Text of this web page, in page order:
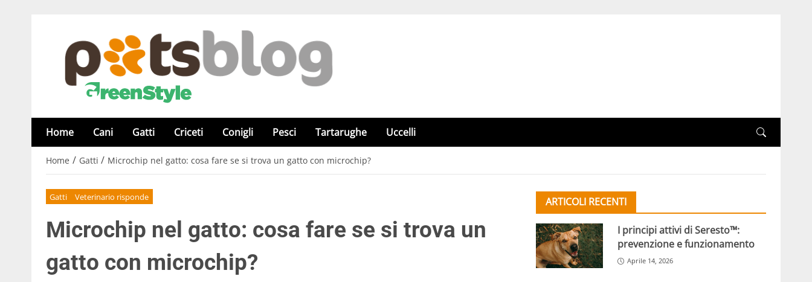
Home Cani Gatti Criceti Conigli Pesci Tartarughe Uccelli
Home / Gatti / Microchip nel gatto: cosa fare se si trova un gatto con microchip?
Gatti Veterinario risponde
Microchip nel gatto: cosa fare se si trova un
gatto con microchip?
ARTICOLI RECENTI
I principi attivi di Seresto™:
prevenzione e funzionamento
Aprile 14, 2026